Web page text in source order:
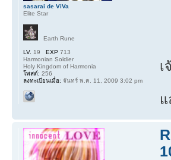
เ
sasarai de ViVa
Elite Star
Earth Rune
LV. 19 EXP 713
Harmonian Soldier
Holy Kingdom of Harmonia
โพสต์: 256
ลงทะเบียนเมื่อ: จันทร์ พ.ค. 11, 2009 3:02 pm